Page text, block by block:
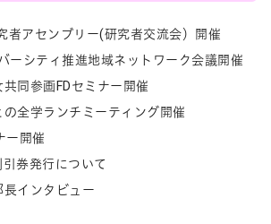
者アセンブリー(研究者交流会）開催
ーシティ推進地域ネットワーク会議開催
同参画FDセミナー開催
全学ランチミーティング開催
ー開催
券発行について
インタビュー